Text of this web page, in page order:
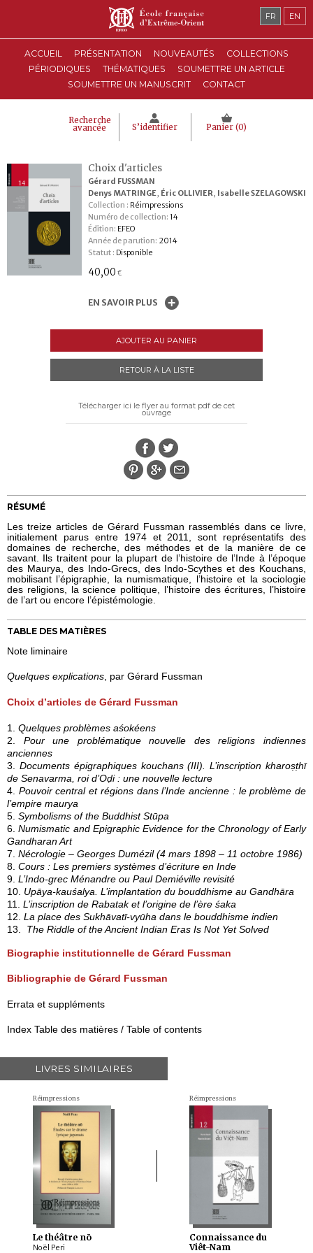
ACCUEIL PRÉSENTATION NOUVEAUTÉS
COLLECTIONS
PÉRIODIQUES
THÉMATIQUES
SOUMETTRE UN ARTICLE
SOUMETTRE UN MANUSCRIT
CONTACT
Recherche
avancée S’identifier Panier (0)
FR EN
Choix d'articles
Gérard FUSSMAN
Denys MATRINGE, Éric OLLIVIER, Isabelle SZELAGOWSKI
Collection : Réimpressions
Numéro de collection: 14
Édition: EFEO
Année de parution: 2014
Statut : Disponible
40,00 €
EN SAVOIR PLUS
AJOUTER AU PANIER
RETOUR À LA LISTE
Télécharger ici le flyer au format pdf de cet
ouvrage
RÉSUMÉ
Les treize articles de Gérard Fussman rassemblés dans ce livre,
initialement parus entre 1974 et 2011, sont représentatifs des
domaines de recherche, des méthodes et de la manière de ce
savant. Ils traitent pour la plupart de l’histoire de l’Inde à l’époque
des Maurya, des Indo-Grecs, des Indo-Scythes et des Kouchans,
mobilisant l’épigraphie, la numismatique, l’histoire et la sociologie
des religions, la science politique, l’histoire des écritures, l’histoire
de l’art ou encore l’épistémologie.
TABLE DES MATIÈRES
Note liminaire
Quelques explications, par Gérard Fussman
Choix d’articles de Gérard Fussman
1. Quelques problèmes aśokéens
2. Pour une problématique nouvelle des religions indiennes
anciennes
3. Documents épigraphiques kouchans (III). L’inscription kharoṣṭhī
de Senavarma, roi d’Oḍi : une nouvelle lecture
4. Pouvoir central et régions dans l’Inde ancienne : le problème de
l’empire maurya
5. Symbolisms of the Buddhist Stūpa
6.Numismatic and Epigraphic Evidence for the Chronology of Early
Gandharan Art
7. Nécrologie – Georges Dumézil (4 mars 1898 – 11 octobre 1986)
8. Cours : Les premiers systèmes d’écriture en Inde
9. L’Indo-grec Ménandre ou Paul Demiéville revisité
10. Upāya-kauśalya. L’implantation du bouddhisme au Gandhāra
11.
L’inscription de Rabatak et l’origine de l’ère śaka
12. La place des Sukhāvatī-vyūha dans le bouddhisme indien
13. The Riddle of the Ancient Indian Eras Is Not Yet Solved
Biographie institutionnelle de Gérard Fussman
Bibliographie de Gérard Fussman
Errata et suppléments
Index Table des matières / Table of contents
LIVRES SIMILAIRES
Réimpressions
Le théâtre nō
Noël Peri
Réimpressions
Connaissance du
Viêt-Nam